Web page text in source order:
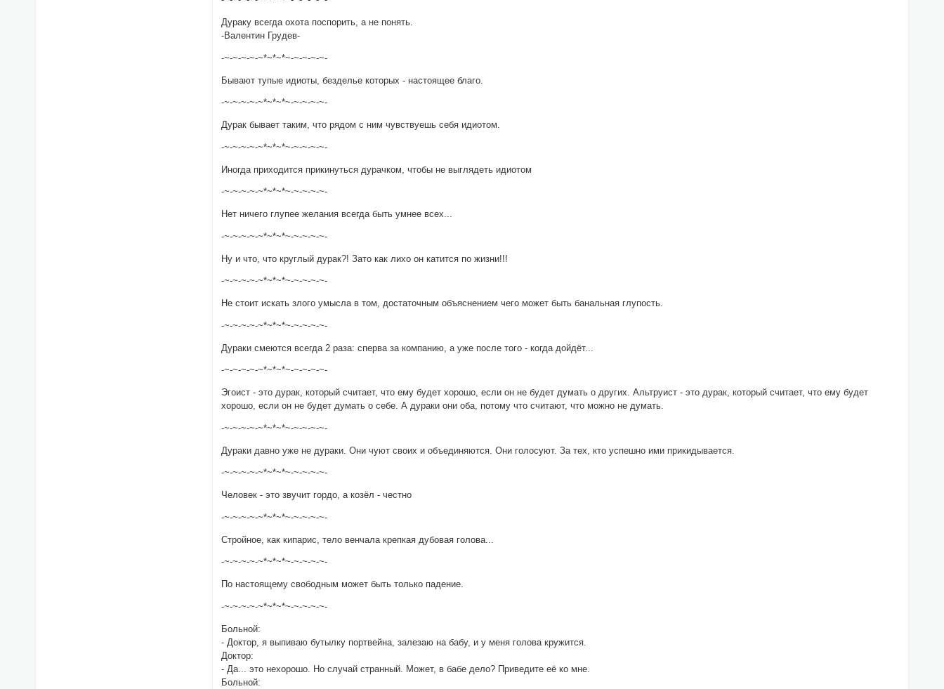
Дураку всегда охота поспорить, а не понять.
-Валентин Грудев-
-~-~-~-~-~*~*~*~-~-~-~-~-
Бывают тупые идиоты, безделье которых - настоящее благо.
-~-~-~-~-~*~*~*~-~-~-~-~-
Дурак бывает таким, что рядом с ним чувствуешь себя идиотом.
-~-~-~-~-~*~*~*~-~-~-~-~-
Иногда приходится прикинуться дурачком, чтобы не выглядеть идиотом
-~-~-~-~-~*~*~*~-~-~-~-~-
Нет ничего глупее желания всегда быть умнее всех...
-~-~-~-~-~*~*~*~-~-~-~-~-
Ну и что, что круглый дурак?! Зато как лихо он катится по жизни!!!
-~-~-~-~-~*~*~*~-~-~-~-~-
Не стоит искать злого умысла в том, достаточным объяснением чего может быть банальная глупость.
-~-~-~-~-~*~*~*~-~-~-~-~-
Дураки смеются всегда 2 раза: сперва за компанию, а уже после того - когда дойдёт...
-~-~-~-~-~*~*~*~-~-~-~-~-
Эгоист - это дурак, который считает, что ему будет хорошо, если он не будет думать о других. Альтруист - это дурак, который считает, что ему будет
хорошо, если он не будет думать о себе. А дураки они оба, потому что считают, что можно не думать.
-~-~-~-~-~*~*~*~-~-~-~-~-
Дураки давно уже не дураки. Они чуют своих и объединяются. Они голосуют. За тех, кто успешно ими прикидывается.
-~-~-~-~-~*~*~*~-~-~-~-~-
Человек - это звучит гордо, а козёл - честно
-~-~-~-~-~*~*~*~-~-~-~-~-
Стройное, как кипарис, тело венчала крепкая дубовая голова...
-~-~-~-~-~*~*~*~-~-~-~-~-
По настоящему свободным может быть только падение.
-~-~-~-~-~*~*~*~-~-~-~-~-
Больной:
- Доктор, я выпиваю бутылку портвейна, залезаю на бабу, и у меня голова кружится.
Доктор:
- Да... это нехорошо. Но случай странный. Может, в бабе дело? Приведите её ко мне.
Больной: